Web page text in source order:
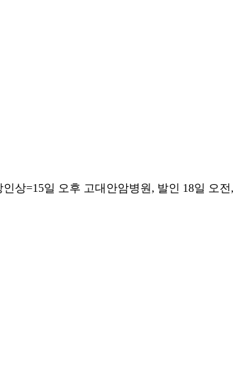
=15일 오후 고대안암병원, 발인 18일 오전,